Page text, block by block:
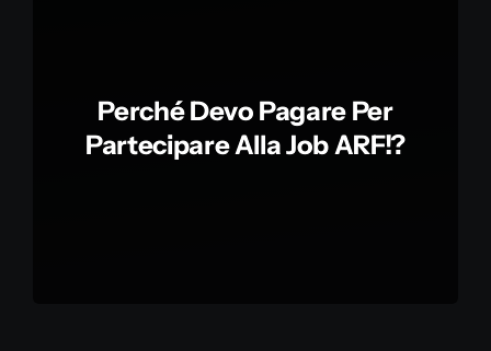
Perché Devo Pagare Per
Partecipare Alla Job ARF!?